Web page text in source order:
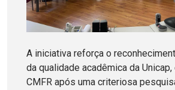
A iniciativa reforça o
da qualidade acadêmica da
CMFR após uma criteriosa